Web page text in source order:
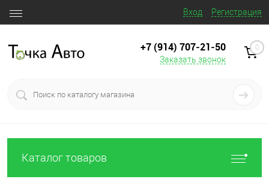
Вход Регистрация
+7 (914) 707‒21‒50
Заказать звонок
0
Каталог товаров